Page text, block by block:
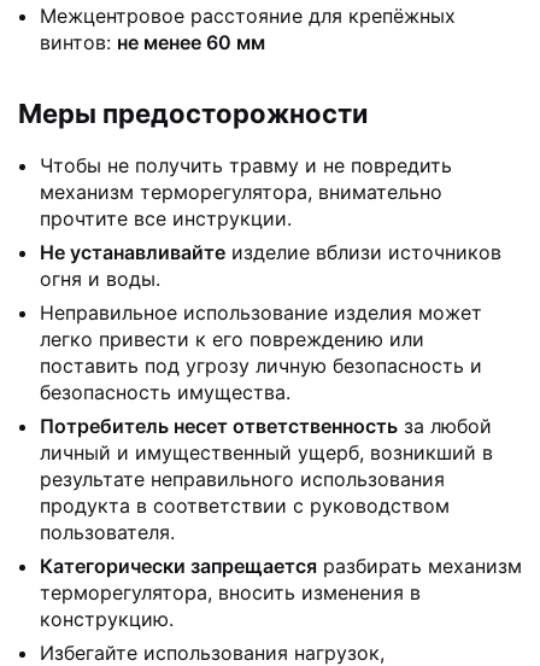
Межцентровое расстояние для крепёжных
винтов: не менее 60 мм
Меры предосторожности
Чтобы не получить травму и не повредить
механизм терморегулятора, внимательно
прочтите все инструкции.
Не устанавливайте изделие вблизи источников
огня и воды.
Неправильное использование изделия может
легко привести к его повреждению или
поставить под угрозу личную безопасность и
безопасность имущества.
Потребитель несет ответственность за любой
личный и имущественный ущерб, возникший в
результате неправильного использования
продукта в соответствии с руководством
пользователя.
Категорически запрещается разбирать механизм
терморегулятора, вносить изменения в
конструкцию.
Избегайте использования нагрузок,